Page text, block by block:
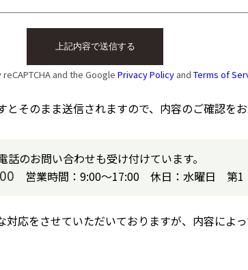
and the Google Privacy Policyand Terms of
とそのまま送信されますので、内容のご確認を
話のお問い合わせも受け付けています。
営業時間：9:00～17:00 休日：水曜日 第1
対応をさせていただいておりますが、内容によ